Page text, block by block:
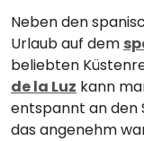
Neben den
Urlaub auf dem
beliebten
de la Luz kann
entspannt an den
das angenehm